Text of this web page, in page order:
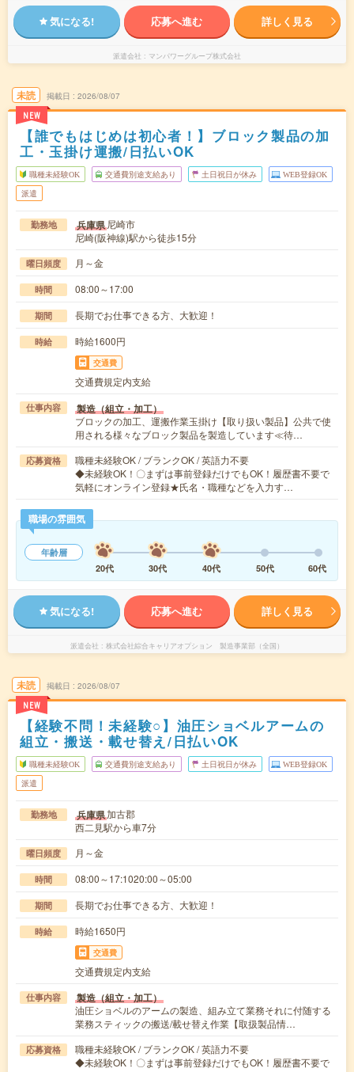
気になる! 応募へ進む 詳しく見る
派遣会社 マンパワーグループ株式会社
未読
NEW
掲載日 2026/08/07
【誰でもはじめは初心者！】ブロック製品の加
工・玉掛け運搬/日払いOK
職種未経験OK 交通費別途支給あり 土日祝日が休み WEB登録OK
派遣
勤務地 兵庫県 尼崎市
尼崎(阪神線)駅から徒歩15分
曜日頻度 月～金
時間 08:00～17:00
期間 長期でお仕事できる方、大歓迎！
時給 時給1600円
交通費
交通費規定内支給
仕事内容 製造（組立・加工）
ブロックの加工、運搬作業玉掛け【取り扱い製品】公共で使
用される様々なブロック製品を製造しています≪待…
応募資格
職種未経験OK / ブランクOK / 英語力不要
◆未経験OK！〇まずは事前登録だけでもOK！履歴書不要で
気軽にオンライン登録★氏名・職種などを入力す…
職場の雰囲気
年齢層
20代
30代 40代 50代 60代
気になる! 応募へ進む 詳しく見る
派遣会社 株式会社綜合キャリアオプション 製造事業部（全国）
未読
NEW
掲載日 2026/08/07
【経験不問！未経験○】油圧ショベルアームの
組立・搬送・載せ替え/日払いOK
職種未経験OK 交通費別途支給あり 土日祝日が休み WEB登録OK
派遣
勤務地 兵庫県加古郡
西二見駅から車7分
曜日頻度 月～金
時間 08:00～17:1020:00～05:00
期間 長期でお仕事できる方、大歓迎！
時給 時給1650円
交通費
交通費規定内支給
仕事内容 製造（組立・加工）
油圧ショベルのアームの製造、組み立て業務それに付随する
業務スティックの搬送/載せ替え作業【取扱製品情…
応募資格
職種未経験OK / ブランクOK / 英語力不要
◆未経験OK！〇まずは事前登録だけでもOK！履歴書不要で